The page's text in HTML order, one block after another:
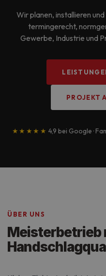
Wir planen, installieren
termingerecht,
Gewerbe, Industrie und
PROJEKT
★★★★★ 4,9 bei Google ·
ÜBER UNS
Meisterbetrieb